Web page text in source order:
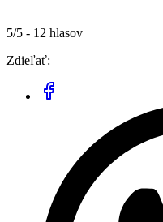
5/5 - 12 hlasov
Zdieľať: